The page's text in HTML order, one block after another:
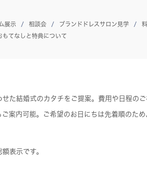
展示 相談会 ブランドドレスサロン見学
もてなしと特典について
た結婚式のカタチをご提案。費用や日程の
案内可能。ご希望のお日にちは先着順のた
表示です。